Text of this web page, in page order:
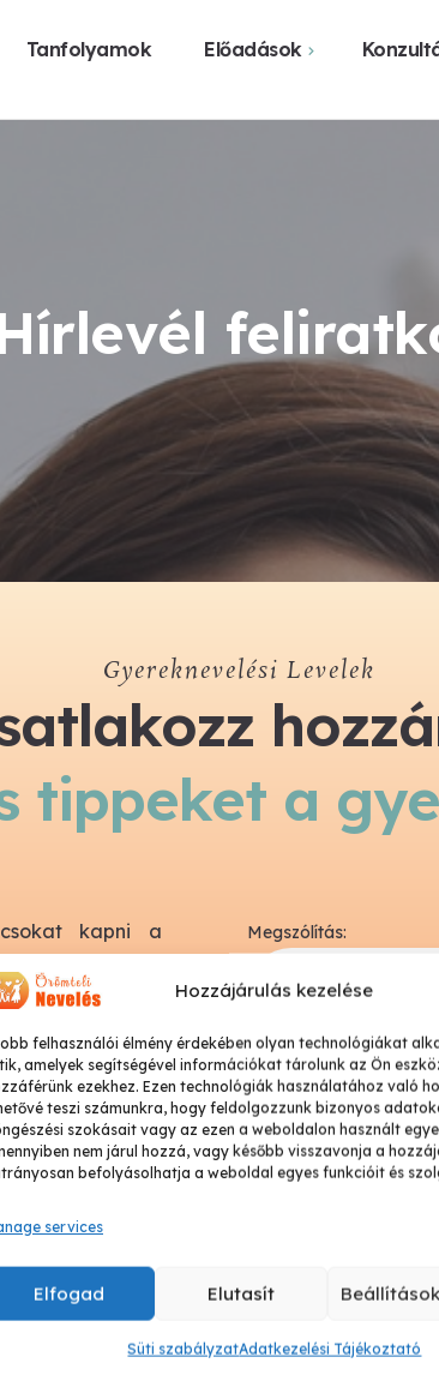
Hozzájárulás kezelése
felhasználói élmény érdekében olyan technológiákat
amelyek segítségével információkat tárolunk az Ön
ezekhez. Ezen technológiák használatához való
teszi számunkra, hogy feldolgozzunk bizonyos
szokásait vagy az ezen a weboldalon használt
nem járul hozzá, vagy később visszavonja a
befolyásolhatja a weboldal egyes funkcióit és
services
Elfogad Elutasít
Süti szabályzatAdatkezelési Tájékoztató
Tanfolyamok Előadások
Gyereknevelési Levelek
tippeket a
kapni a
friss
több, mint egy
módszerek és
– mindez
Megszólítás:
Email cím:
Város